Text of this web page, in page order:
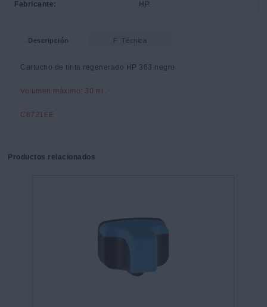
Fabricante: HP.
Descripción F. Técnica
Cartucho de tinta regenerado HP 363 negro
Volumen máximo: 30 ml.
C8721EE
Productos relacionados